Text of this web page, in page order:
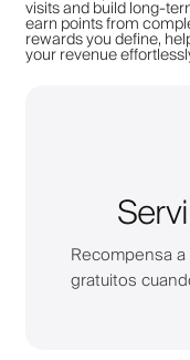
visits and build long-
earn points from
rewards you define,
your revenue
Recompensa
gratuitos